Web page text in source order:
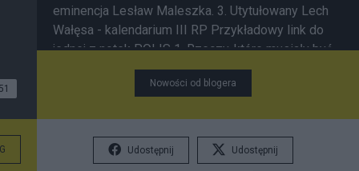
51
eminencja Lesław Maleszka. 3. Utytułowany Lech
Wałęsa - kalendarium III RP Przykładowy link do
jednej z notekPOLIS1. Rzeczy, które musiały być
powiedziane … 2. Świadkowie historii i ludzie tła
Przykładowy link do jednej z notek
Kołakowski: "Opinia w sprawie pojęcia
wiadomości" 3. Prof. Nałęczowi o Białych
Nowości od blogera
Udostępnij Udostępnij